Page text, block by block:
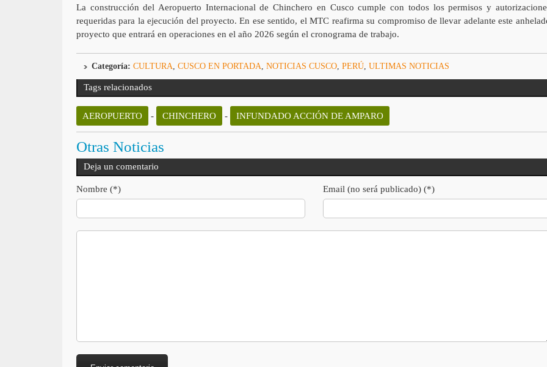
La construcción del Aeropuerto Internacional de Chinchero en Cusco cumple con todos los permisos y
requeridas para la ejecución del proyecto. En ese sentido, el MTC reafirma su compromiso de llevar adelante este
proyecto que entrará en operaciones en el año 2026 según el cronograma de trabajo.
Categoría: CULTURA CUSCO EN PORTADA NOTICIAS CUSCO, PERÚ, ULTIMAS NOTICIAS
Tags relacionados
AEROPUERTO - CHINCHERO - INFUNDADO ACCIÓN DE AMPARO
Otras Noticias
Deja un comentario
Nombre (*) Email (no será publicado) (*)